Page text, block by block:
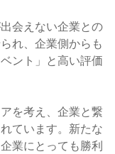
会えない企業との
れ、企業側からも
ント」と高い評価
を考え、企業と繋
ています。新たな
業にとっても勝利